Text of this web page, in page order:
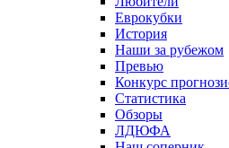
Еврокубки
История
Наши за рубежом
Превью
Конкурс
Статистика
Обзоры
ЛДЮФА